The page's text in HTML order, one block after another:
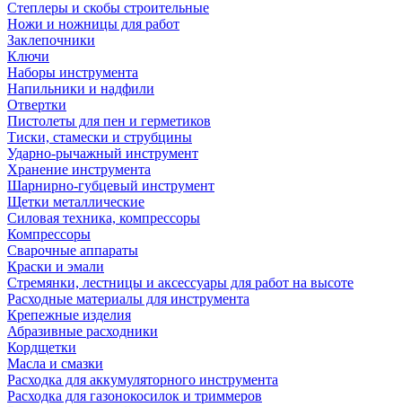
Степлеры и скобы строительные
Ножи и ножницы для работ
Заклепочники
Ключи
Наборы инструмента
Напильники и надфили
Отвертки
Пистолеты для пен и герметиков
Тиски, стамески и струбцины
Ударно-рычажный инструмент
Хранение инструмента
Шарнирно-губцевый инструмент
Щетки металлические
Силовая техника, компрессоры
Компрессоры
Сварочные аппараты
Краски и эмали
Стремянки, лестницы и аксессуары для работ на высоте
Расходные материалы для инструмента
Крепежные изделия
Абразивные расходники
Кордщетки
Масла и смазки
Расходка для аккумуляторного инструмента
Расходка для газонокосилок и триммеров